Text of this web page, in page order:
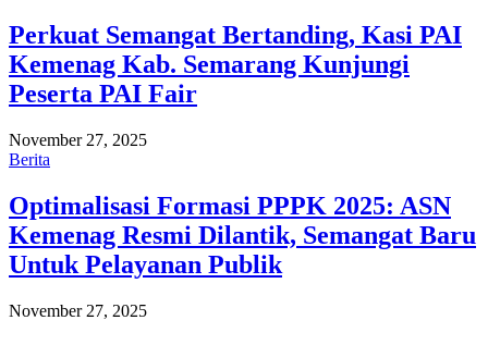
Perkuat Semangat Bertanding, Kasi PAI
Kemenag Kab. Semarang Kunjungi
Peserta PAI Fair
November 27, 2025
Berita
Optimalisasi Formasi PPPK 2025: ASN
Kemenag Resmi Dilantik, Semangat Baru
Untuk Pelayanan Publik
November 27, 2025